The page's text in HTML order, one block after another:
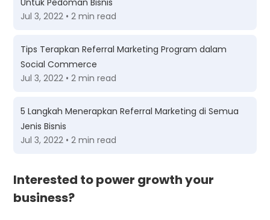
Untuk Pedoman Bisnis
Jul 3, 2022 • 2 min read
Tips Terapkan Referral Marketing Program dalam
Social Commerce
Jul 3, 2022 • 2 min read
5 Langkah Menerapkan Referral Marketing di Semua
Jenis Bisnis
Jul 3, 2022 • 2 min read
Interested to power growth your
business?